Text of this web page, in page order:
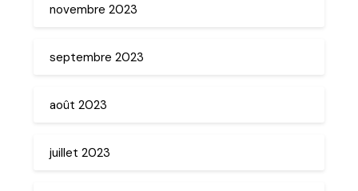
novembre 2023
septembre 2023
août 2023
juillet 2023